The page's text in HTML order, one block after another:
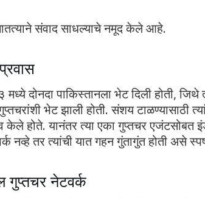
संवाद साधल्याचे नमूद केले आहे.
दोनदा पाकिस्तानला भेट दिली होती, जिथे
भेट झाली होती. संशय टाळण्यासाठी
केले होते. यानंतर त्या एका गुप्तचर एजंटसोबत
नव्हे तर त्यांची यात गहन गुंतागुंत होती असे
गुप्तचर नेटवर्क